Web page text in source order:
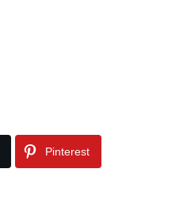
Pinterest